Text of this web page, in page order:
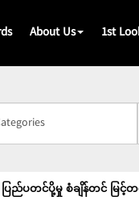
About Us 1st
ည်ပတင်ပို့မှု စံချိန်တင် မြင့်